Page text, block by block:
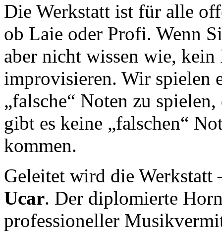
Die Werkstatt ist für alle
ob Laie oder Profi. Wenn
aber nicht wissen wie,
improvisieren. Wir spielen
„falsche“ Noten zu
gibt es keine „falschen“
kommen.
Geleitet wird die
Ucar. Der diplomierte
professioneller